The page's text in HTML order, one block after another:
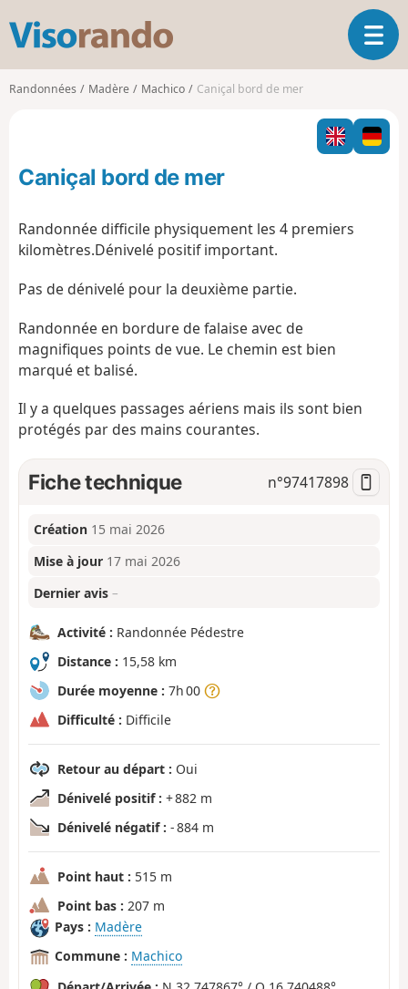
s
o
o
O
u
i
r
l
Randonnées Madère Machico Caniçal bord de mer
Caniçal bord de mer
Randonnée difficile physiquement les 4 premiers
kilomètres.Dénivelé positif important.
Pas de dénivelé pour la deuxième partie.
Randonnée en bordure de falaise avec de
magnifiques points de vue. Le chemin est bien
marqué et balisé.
Il y a quelques passages aériens mais ils sont bien
protégés par des mains courantes.
Fiche technique n°97417898
Création 15 mai 2026
Mise à jour 17 mai 2026
Dernier avis –
Activité : Randonnée Pédestre
Distance : 15,58 km
Durée moyenne : 7h 00
Difficulté : Difficile
Retour au départ : Oui
Dénivelé positif : + 882 m
Dénivelé négatif : - 884 m
Point haut : 515 m
Point bas : 207 m
Pays : Madère
Commune : Machico